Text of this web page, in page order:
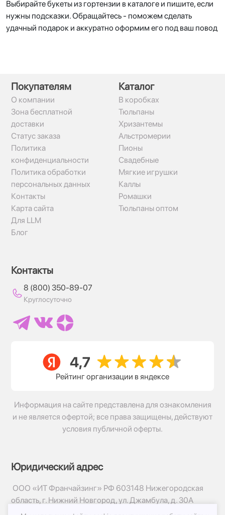
Выбирайте букеты из гортензии в каталоге и пишите, если
нужны подсказки. Обращайтесь - поможем сделать
удачный подарок и аккуратно оформим его под ваш повод
Покупателям
О компании
Зона бесплатной
доставки
Статус заказа
Политика
конфиденциальности
Политика обработки
персональных данных
Контакты
Карта сайта
Для LLM
Блог
Каталог
В коробках
Тюльпаны
Хризантемы
Альстромерии
Пионы
Свадебные
Мягкие игрушки
Каллы
Ромашки
Тюльпаны оптом
Контакты
8 (800) 350-89-07
Круглосуточно
Рейтинг организации в яндексе
Информация на сайте представлена для ознакомления
и не является офертой; все права защищены, действуют
условия публичной оферты.
Юридический адрес
ООО «ИТ Франчайзинг» РФ 603148 Нижегородская
область, г. Нижний Новгород, ул. Джамбула, д. 30А